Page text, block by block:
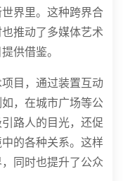
界里。这种跨界合
推动了多媒体艺术
供借鉴。
目，通过装置互动
，在城市广场等公
路人的目光，还促
的各种关系。这样
同时也提升了公众